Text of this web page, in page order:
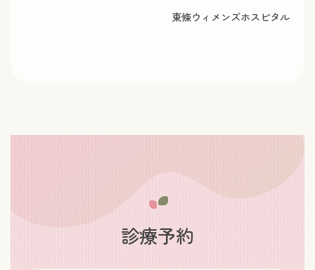
東條ウィメンズホスピタル
診療予約